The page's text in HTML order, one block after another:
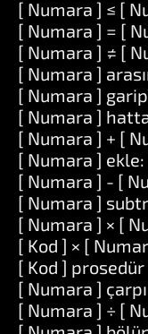
[ Numara ] ≤ [
[ Numara ] = [
[ Numara ] ≠ [
[ Numara ]
[ Numara ]
[ Numara ]
[ Numara ] + [
[ Numara ]
[ Numara ] - [
[ Numara ]
[ Numara ] × [
[ Kod ] × [
[ Kod ] prosedür
[ Numara ]
[ Numara ] ÷ [